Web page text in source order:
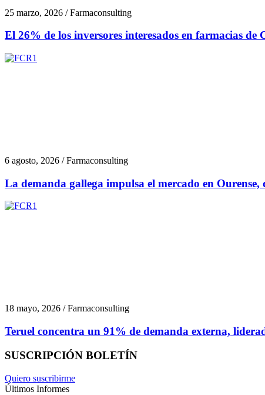
25 marzo, 2026 / Farmaconsulting
El 26% de los inversores interesados en farmacias de
6 agosto, 2026 / Farmaconsulting
La demanda gallega impulsa el mercado en
18 mayo, 2026 / Farmaconsulting
Teruel concentra un 91% de demanda externa,
SUSCRIPCIÓN BOLETÍN
Quiero suscribirme
Últimos Informes